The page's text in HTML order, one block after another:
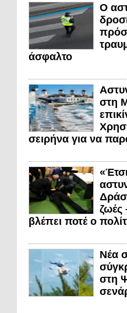
Ο
άσφαλτο
στη
σειρήνα για να
ζωές
βλέπει ποτέ ο
Νέα
στη